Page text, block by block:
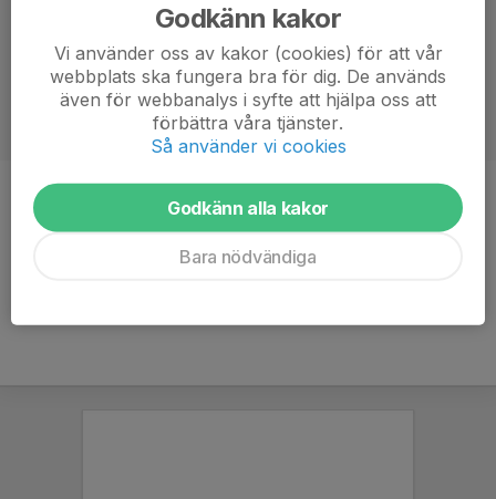
Position
Målvakt
Ålder
14 år
Godkänn kakor
Vi använder oss av kakor (cookies) för att vår
webbplats ska fungera bra för dig. De används
även för webbanalys i syfte att hjälpa oss att
förbättra våra tjänster.
Så använder vi cookies
Godkänn alla kakor
Bara nödvändiga